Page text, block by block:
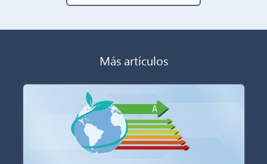
Más artículos